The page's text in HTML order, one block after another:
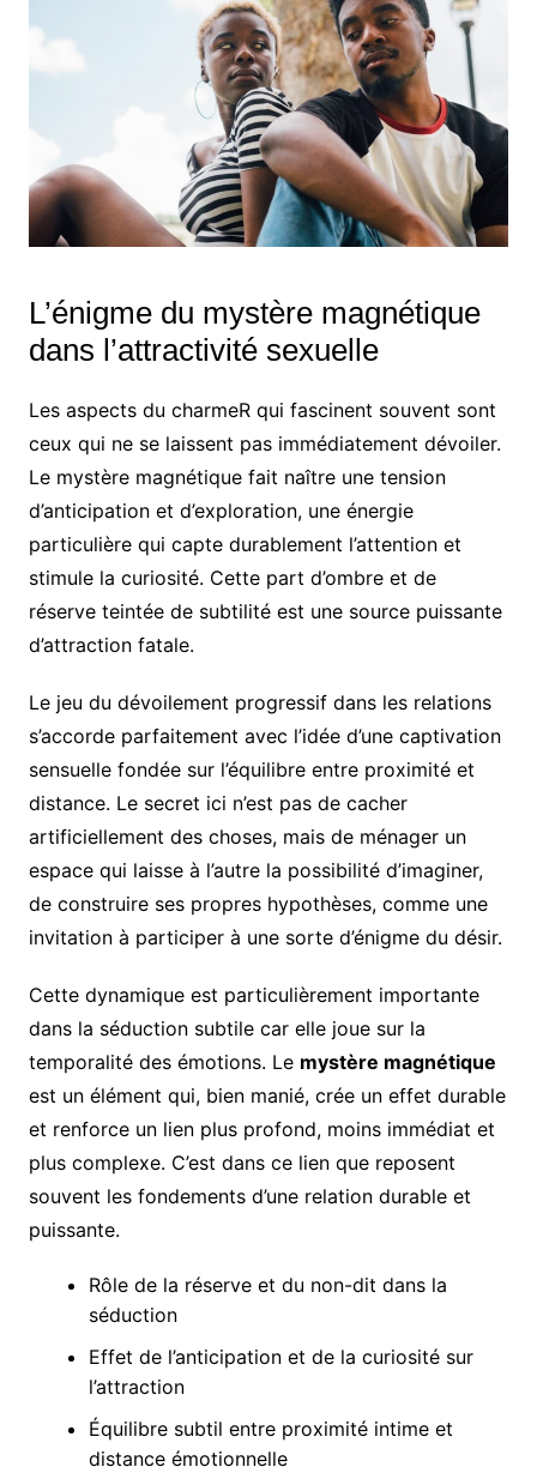
L’énigme du mystère magnétique
dans l’attractivité sexuelle
Les aspects du charmeR qui fascinent souvent sont
ceux qui ne se laissent pas immédiatement dévoiler.
Le mystère magnétique fait naître une tension
d’anticipation et d’exploration, une énergie
particulière qui capte durablement l’attention et
stimule la curiosité. Cette part d’ombre et de
réserve teintée de subtilité est une source puissante
d’attraction fatale.
Le jeu du dévoilement progressif dans les relations
s’accorde parfaitement avec l’idée d’une captivation
sensuelle fondée sur l’équilibre entre proximité et
distance. Le secret ici n’est pas de cacher
artificiellement des choses, mais de ménager un
espace qui laisse à l’autre la possibilité d’imaginer,
de construire ses propres hypothèses, comme une
invitation à participer à une sorte d’énigme du désir.
Cette dynamique est particulièrement importante
dans la séduction subtile car elle joue sur la
temporalité des émotions. Le mystère magnétique
est un élément qui, bien manié, crée un effet durable
et renforce un lien plus profond, moins immédiat et
plus complexe. C’est dans ce lien que reposent
souvent les fondements d’une relation durable et
puissante.
Rôle de la réserve et du non-dit dans la
séduction
Effet de l’anticipation et de la curiosité sur
l’attraction
Équilibre subtil entre proximité intime et
distance émotionnelle